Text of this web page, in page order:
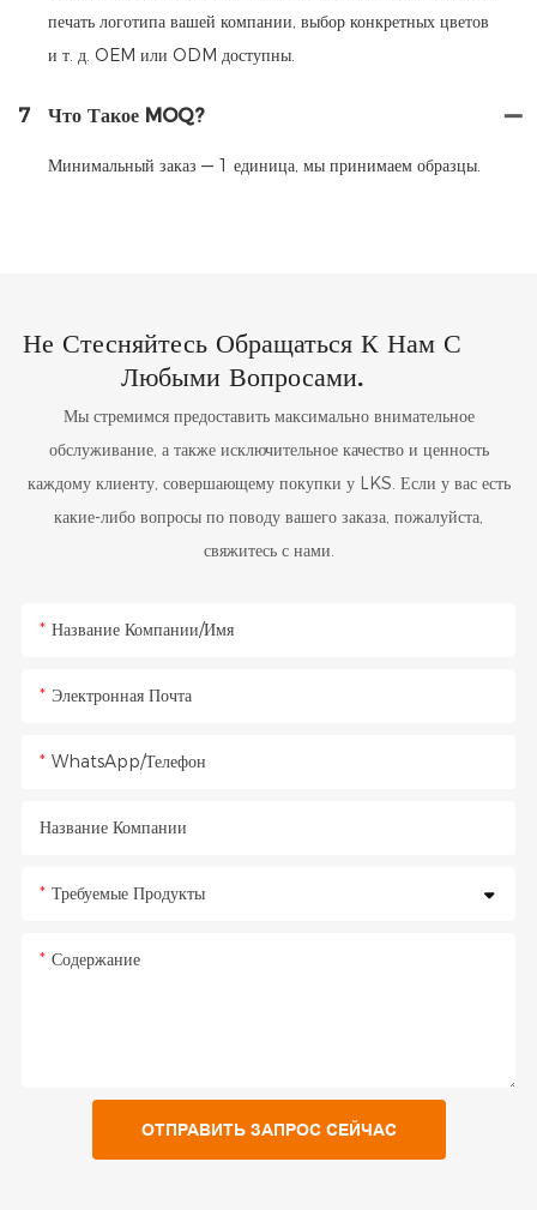
печать логотипа вашей компании, выбор конкретных цветов
и т. д. OEM или ODM доступны.
7 Что Такое MOQ?
Минимальный заказ — 1 единица, мы принимаем образцы.
Не Стесняйтесь Обращаться К Нам С
Любыми Вопросами.
Мы стремимся предоставить максимально внимательное
обслуживание, а также исключительное качество и ценность
каждому клиенту, совершающему покупки у LKS. Если у вас есть
какие-либо вопросы по поводу вашего заказа, пожалуйста,
свяжитесь с нами.
Название Компании/Имя
Электронная Почта
WhatsApp/Телефон
Название Компании
Требуемые Продукты
Содержание
ОТПРАВИТЬ ЗАПРОС СЕЙЧАС